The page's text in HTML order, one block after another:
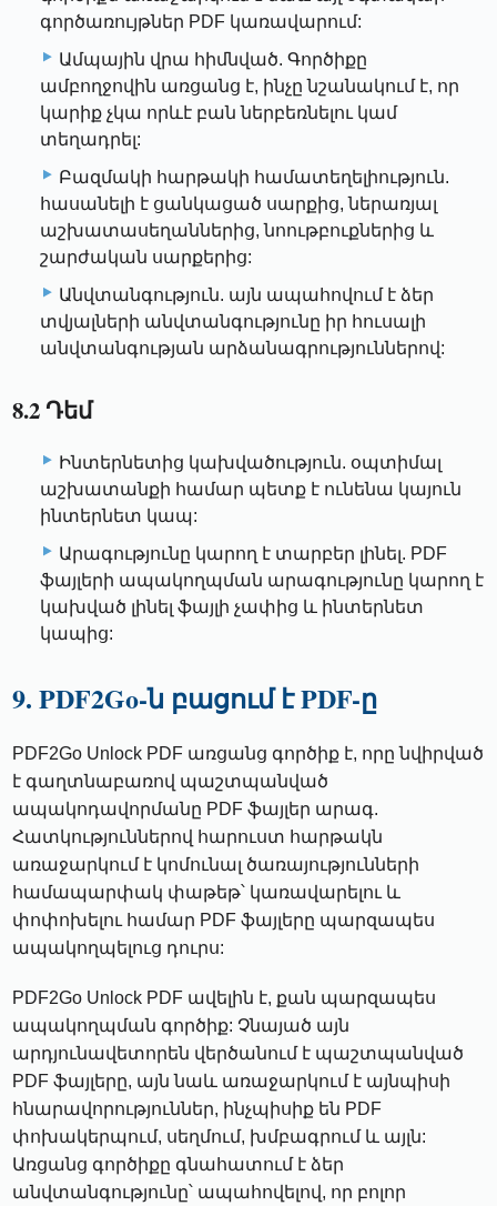
գործառույթներ PDF կառավարում:
Ամպային վրա հիմնված. Գործիքը
ամբողջովին առցանց է, ինչը նշանակում է, որ
կարիք չկա որևէ բան ներբեռնելու կամ
տեղադրել:
Բազմակի հարթակի համատեղելիություն.
հասանելի է ցանկացած սարքից, ներառյալ
աշխատասեղաններից, նոութբուքներից և
շարժական սարքերից:
Անվտանգություն. այն ապահովում է ձեր
տվյալների անվտանգությունը իր հուսալի
անվտանգության արձանագրություններով:
8.2 Դեմ
Ինտերնետից կախվածություն. օպտիմալ
աշխատանքի համար պետք է ունենա կայուն
ինտերնետ կապ:
Արագությունը կարող է տարբեր լինել. PDF
ֆայլերի ապակողպման արագությունը կարող է
կախված լինել ֆայլի չափից և ինտերնետ
կապից:
9. PDF2Go-ն բացում է PDF-ը
PDF2Go Unlock PDF առցանց գործիք է, որը նվիրված
է գաղտնաբառով պաշտպանված
ապակոդավորմանը PDF ֆայլեր արագ.
Հատկություններով հարուստ հարթակն
առաջարկում է կոմունալ ծառայությունների
համապարփակ փաթեթ՝ կառավարելու և
փոփոխելու համար PDF ֆայլերը պարզապես
ապակողպելուց դուրս:
PDF2Go Unlock PDF ավելին է, քան պարզապես
ապակողպման գործիք: Չնայած այն
արդյունավետորեն վերծանում է պաշտպանված
PDF ֆայլերը, այն նաև առաջարկում է այնպիսի
հնարավորություններ, ինչպիսիք են PDF
փոխակերպում, սեղմում, խմբագրում և այլն:
Առցանց գործիքը գնահատում է ձեր
անվտանգությունը՝ ապահովելով, որ բոլոր